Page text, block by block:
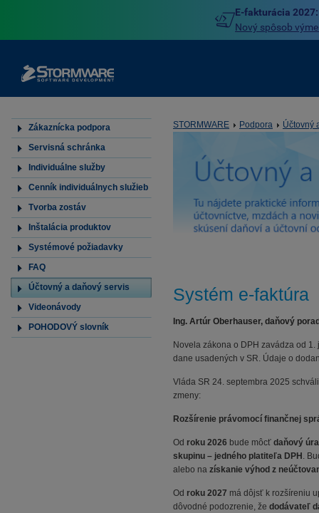
E-fakturácia 2027:
Nový spôsob
Zákaznícka podpora
Servisná schránka
Individuálne služby
Cenník individuálnych služieb
Tvorba zostáv
Inštalácia produktov
Systémové požiadavky
FAQ
Účtovný a daňový servis
Videonávody
POHODOVÝ slovník
STORMWARE Podpora Účtovný
Systém e-faktúra
Ing. Artúr Oberhauser, daňový
Novela zákona o DPH zavádza od
dane usadených v SR. Údaje o
Vláda SR 24. septembra 2025
zmeny:
Rozšírenie právomocí finančnej
Od roku 2026 bude môcť daňový
skupinu – jedného platiteľa DPH .
alebo na získanie výhod z
Od roku 2027 má dôjsť k rozšíreniu
dôvodné podozrenie, že dodávateľ